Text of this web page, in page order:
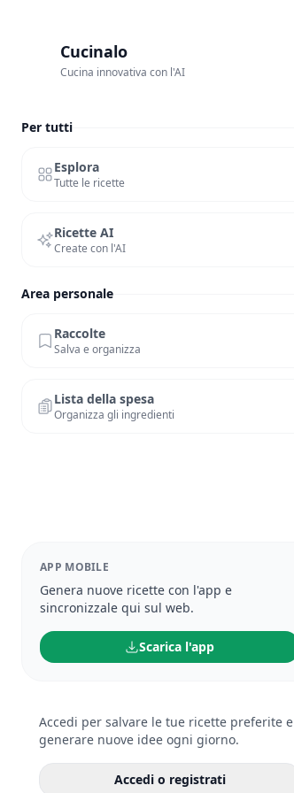
Cucinalo
Cucina innovativa con l'AI
Per tutti
Esplora
Tutte le ricette
Ricette AI
Create con l'AI
Area personale
Raccolte
Salva e organizza
Lista della spesa
Organizza gli ingredienti
APP MOBILE
Genera nuove ricette con l'app e
sincronizzale qui sul web.
Scarica l'app
Accedi per salvare le tue ricette preferite e
generare nuove idee ogni giorno.
Accedi o registrati